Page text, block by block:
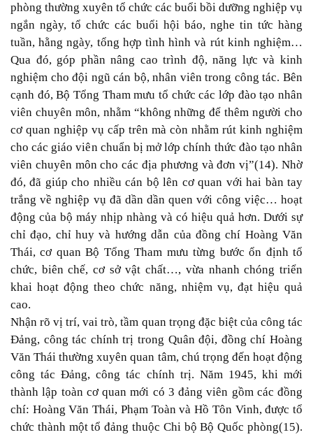
phòng thường xuyên tổ chức các buổi bồi dưỡng nghiệp vụ
ngắn ngày, tổ chức các buổi hội báo, nghe tin tức hàng
tuần, hằng ngày, tổng hợp tình hình và rút kinh nghiệm…
Qua đó, góp phần nâng cao trình độ, năng lực và kinh
nghiệm cho đội ngũ cán bộ, nhân viên trong công tác. Bên
cạnh đó, Bộ Tổng Tham mưu tổ chức các lớp đào tạo nhân
viên chuyên môn, nhằm “không những để thêm người cho
cơ quan nghiệp vụ cấp trên mà còn nhằm rút kinh nghiệm
cho các giáo viên chuẩn bị mở lớp chính thức đào tạo nhân
viên chuyên môn cho các địa phương và đơn vị”(14). Nhờ
đó, đã giúp cho nhiều cán bộ lên cơ quan với hai bàn tay
trắng về nghiệp vụ đã dần dần quen với công việc… hoạt
động của bộ máy nhịp nhàng và có hiệu quả hơn. Dưới sự
chỉ đạo, chỉ huy và hướng dẫn của đồng chí Hoàng Văn
Thái, cơ quan Bộ Tổng Tham mưu từng bước ổn định tổ
chức, biên chế, cơ sở vật chất…, vừa nhanh chóng triển
khai hoạt động theo chức năng, nhiệm vụ, đạt hiệu quả
cao.
Nhận rõ vị trí, vai trò, tầm quan trọng đặc biệt của công tác
Đảng, công tác chính trị trong Quân đội, đồng chí Hoàng
Văn Thái thường xuyên quan tâm, chú trọng đến hoạt động
công tác Đảng, công tác chính trị. Năm 1945, khi mới
thành lập toàn cơ quan mới có 3 đảng viên gồm các đồng
chí: Hoàng Văn Thái, Phạm Toàn và Hồ Tôn Vinh, được tổ
chức thành một tổ đảng thuộc Chi bộ Bộ Quốc phòng(15).